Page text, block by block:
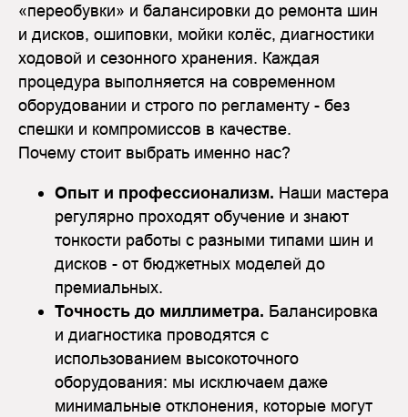
«переобувки» и балансировки до ремонта шин
и дисков, ошиповки, мойки колёс, диагностики
ходовой и сезонного хранения. Каждая
процедура выполняется на современном
оборудовании и строго по регламенту - без
спешки и компромиссов в качестве.
Почему стоит выбрать именно нас?
Опыт и профессионализм. Наши мастера
регулярно проходят обучение и знают
тонкости работы с разными типами шин и
дисков - от бюджетных моделей до
премиальных.
Точность до миллиметра. Балансировка
и диагностика проводятся с
использованием высокоточного
оборудования: мы исключаем даже
минимальные отклонения, которые могут